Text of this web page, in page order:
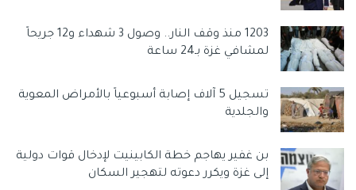
1203 منذ وقف النار.. وصول 3 شهداء و12 جريحاً
لمشافي غزة بـ24 ساعة
تسجيل 5 آلاف إصابة أسبوعياً بالأمراض المعوية
والجلدية
بن غفير يهاجم خطة الكابينيت لإدخال قوات دولية
إلى غزة ويكرر دعوته لتهجير السكان